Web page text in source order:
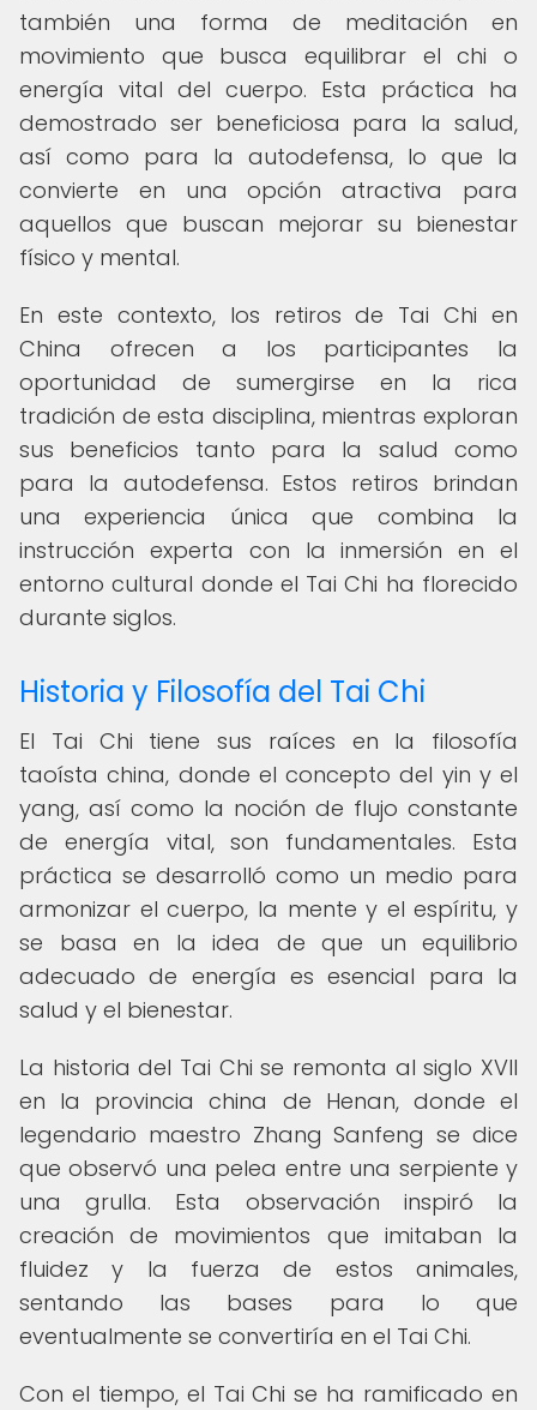
también una forma de meditación en
movimiento que busca equilibrar el chi o
energía vital del cuerpo. Esta práctica ha
demostrado ser beneficiosa para la salud,
así como para la autodefensa, lo que la
convierte en una opción atractiva para
aquellos que buscan mejorar su bienestar
físico y mental.
En este contexto, los retiros de Tai Chi en
China ofrecen a los participantes la
oportunidad de sumergirse en la rica
tradición de esta disciplina, mientras exploran
sus beneficios tanto para la salud como
para la autodefensa. Estos retiros brindan
una experiencia única que combina la
instrucción experta con la inmersión en el
entorno cultural donde el Tai Chi ha florecido
durante siglos.
Historia y Filosofía del Tai Chi
El Tai Chi tiene sus raíces en la filosofía
taoísta china, donde el concepto del yin y el
yang, así como la noción de flujo constante
de energía vital, son fundamentales. Esta
práctica se desarrolló como un medio para
armonizar el cuerpo, la mente y el espíritu, y
se basa en la idea de que un equilibrio
adecuado de energía es esencial para la
salud y el bienestar.
La historia del Tai Chi se remonta al siglo XVII
en la provincia china de Henan, donde el
legendario maestro Zhang Sanfeng se dice
que observó una pelea entre una serpiente y
una grulla. Esta observación inspiró la
creación de movimientos que imitaban la
fluidez y la fuerza de estos animales,
sentando las bases para lo que
eventualmente se convertiría en el Tai Chi.
Con el tiempo, el Tai Chi se ha ramificado en